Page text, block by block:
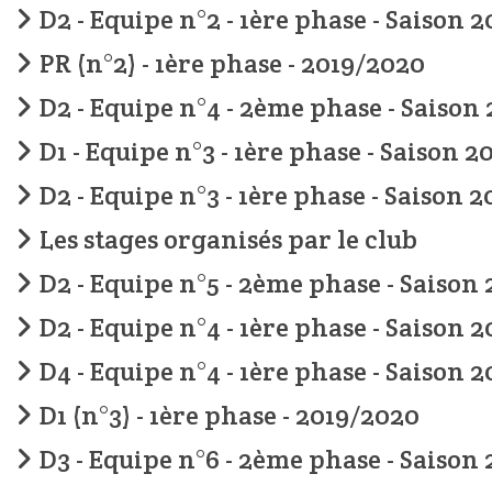
D2 - Equipe n°2 - 1ère phase - Saison
PR (n°2) - 1ère phase - 2019/2020
D2 - Equipe n°4 - 2ème phase -
D1 - Equipe n°3 - 1ère phase - Saison
D2 - Equipe n°3 - 1ère phase - Saison
Les stages organisés par le club
D2 - Equipe n°5 - 2ème phase -
D2 - Equipe n°4 - 1ère phase - Saison
D4 - Equipe n°4 - 1ère phase - Saison
D1 (n°3) - 1ère phase - 2019/2020
D3 - Equipe n°6 - 2ème phase -